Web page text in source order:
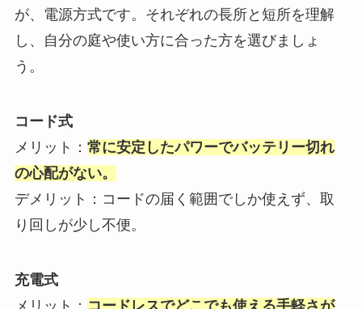
が、電源方式です。それぞれの長所と短所を理解
し、自分の庭や使い方に合った方を選びましょ
う。
コード式
メリット： 常に安定したパワーでバッテリー切れ
の心配がない。
デメリット：コードの届く範囲でしか使えず、取
り回しが少し不便。
充電式
メリット： コードレスでどこでも使える手軽さが